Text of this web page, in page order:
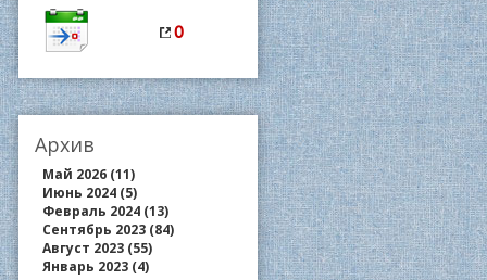
0
Архив
Май 2026 (11)
Июнь 2024 (5)
Февраль 2024 (13)
Сентябрь 2023 (84)
Август 2023 (55)
Январь 2023 (4)